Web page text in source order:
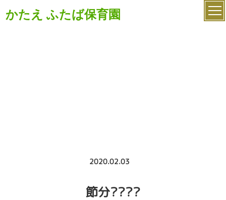
かたえ ふたば保育園
2020.02.03
節分????